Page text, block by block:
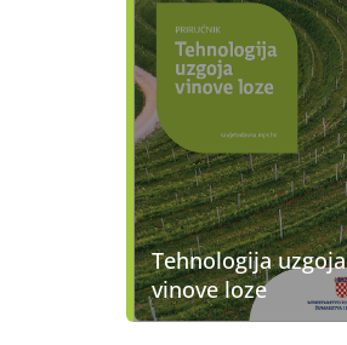
Tehnologija uzgoja
vinove loze